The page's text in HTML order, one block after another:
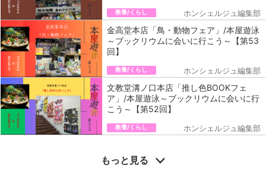
教養/くらし ホンシェルジュ編集部
金高堂本店「鳥・動物フェア」/本屋遊泳
～ブックリウムに会いに行こう～【第53
回】
教養/くらし ホンシェルジュ編集部
文教堂溝ノ口本店「推し色BOOKフェ
ア」/本屋遊泳～ブックリウムに会いに行
こう～【第52回】
教養/くらし ホンシェルジュ編集部
もっと見る